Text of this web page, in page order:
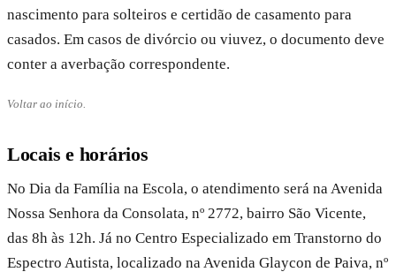
nascimento para solteiros e certidão de casamento para
casados. Em casos de divórcio ou viuvez, o documento deve
conter a averbação correspondente.
Voltar ao início.
Locais e horários
No Dia da Família na Escola, o atendimento será na Avenida
Nossa Senhora da Consolata, nº 2772, bairro São Vicente,
das 8h às 12h. Já no Centro Especializado em Transtorno do
Espectro Autista, localizado na Avenida Glaycon de Paiva, nº